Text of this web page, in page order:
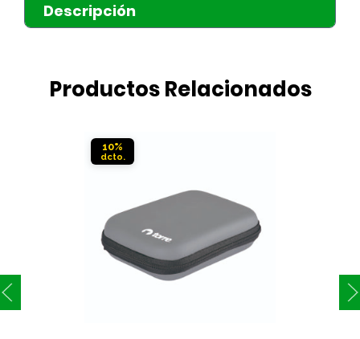
Descripción
Productos Relacionados
10%